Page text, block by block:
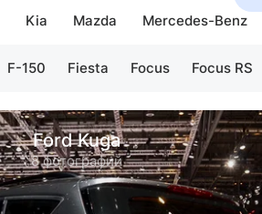
Kia Mazda Mercedes-Benz
F-150 Fiesta Focus Focus RS
Ford Kuga
8 фотографий